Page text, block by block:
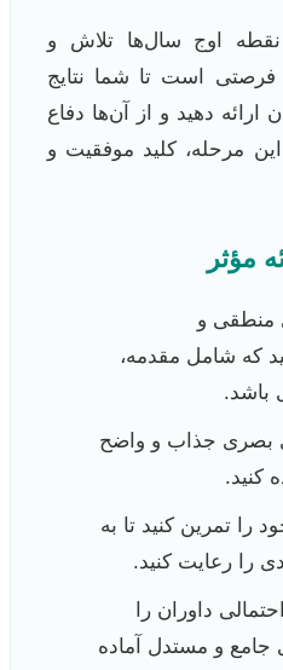
نقطه اوج سال‌ها تلاش و
است تا شما نتایج
ارائه دهید و از آن‌ها دفاع
مرحله، کلید موفقیت و
مؤثر
منطقی و
که شامل مقدمه،
باشد.
بصری جذاب و واضح
کنید.
را تمرین کنید تا به
را رعایت کنید.
داوران را
جامع و مستدل آماده